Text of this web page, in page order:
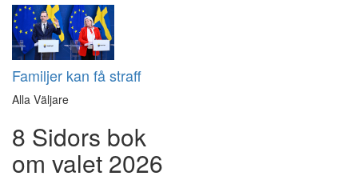
Familjer kan få straff
Alla Väljare
8 Sidors bok
om valet 2026